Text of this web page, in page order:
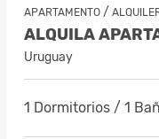
APARTAMENTO /
Uruguay
1 Dormitorios / 1